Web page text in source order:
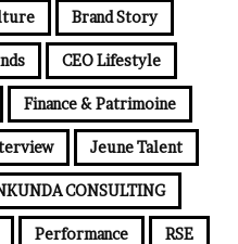
Brand Story
CEO Lifestyle
Finance & Patrimoine
Jeune Talent
CONSULTING
Performance RSE